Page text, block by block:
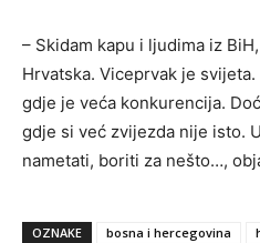
– Skidam kapu i ljudima iz
Hrvatska. Viceprvak je
gdje je veća konkurencija.
gdje si već zvijezda nije isto.
nametati, boriti za nešto…,
OZNAKE bosna i hercegovina